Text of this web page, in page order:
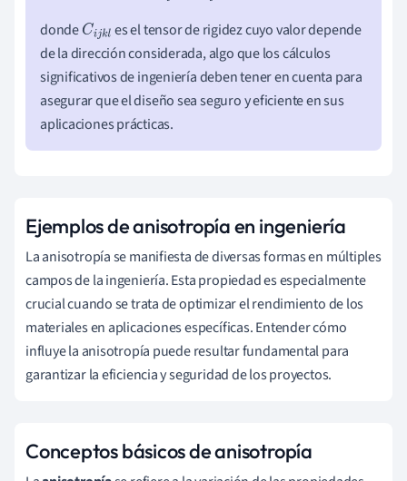
dondeCijkl es el tensor de rigidez cuyo valor depende
de la dirección considerada, algo que los cálculos
significativos de ingeniería deben tener en cuenta para
asegurar que el diseño sea seguro y eficiente en sus
aplicaciones prácticas.
Ejemplos de anisotropía en ingeniería
La anisotropía se manifiesta de diversas formas en múltiples
campos de la ingeniería. Esta propiedad es especialmente
crucial cuando se trata de optimizar el rendimiento de los
materiales en aplicaciones específicas. Entender cómo
influye la anisotropía puede resultar fundamental para
garantizar la eficiencia y seguridad de los proyectos.
Conceptos básicos de anisotropía